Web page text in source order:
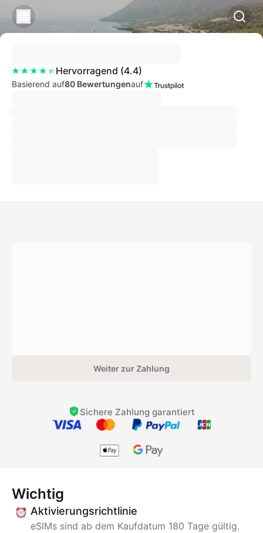
Hervorragend (4.4)
Basierend auf80 Bewertungenauf
Weiter zur Zahlung
Sichere Zahlung garantiert
Wichtig
Aktivierungsrichtlinie
eSIMs sind ab dem Kaufdatum 180 Tage gültig.